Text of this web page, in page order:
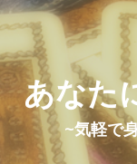
あなた
~気軽で